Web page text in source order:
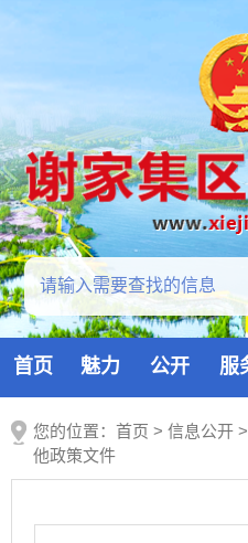
首页 魅力 公开 服
您的位置： 首页 > 信息公开
他政策文件